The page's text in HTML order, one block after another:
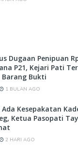
Dugaan Penipuan
P21, Kejari Pati
Barang Bukti
1 BULAN AGO
Ada Kesepakatan
Ketua Pasopati
2 HARI AGO